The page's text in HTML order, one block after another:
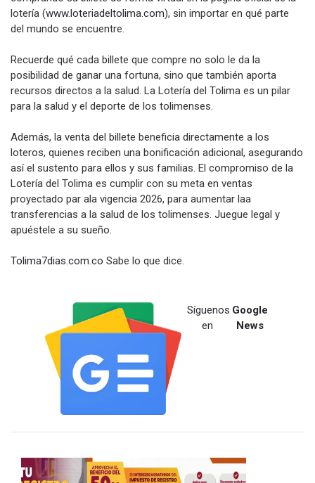
lotería (www.loteriadeltolima.com), sin importar en qué parte
del mundo se encuentre.
Recuerde qué cada billete que compre no solo le da la
posibilidad de ganar una fortuna, sino que también aporta
recursos directos a la salud. La Lotería del Tolima es un pilar
para la salud y el deporte de los tolimenses.
Además, la venta del billete beneficia directamente a los
loteros, quienes reciben una bonificación adicional, asegurando
así el sustento para ellos y sus familias. El compromiso de la
Lotería del Tolima es cumplir con su meta en ventas
proyectado par ala vigencia 2026, para aumentar laa
transferencias a la salud de los tolimenses. Juegue legal y
apuéstele a su sueño.
Tolima7dias.com.co Sabe lo que dice.
Síguenos
en
Google
News